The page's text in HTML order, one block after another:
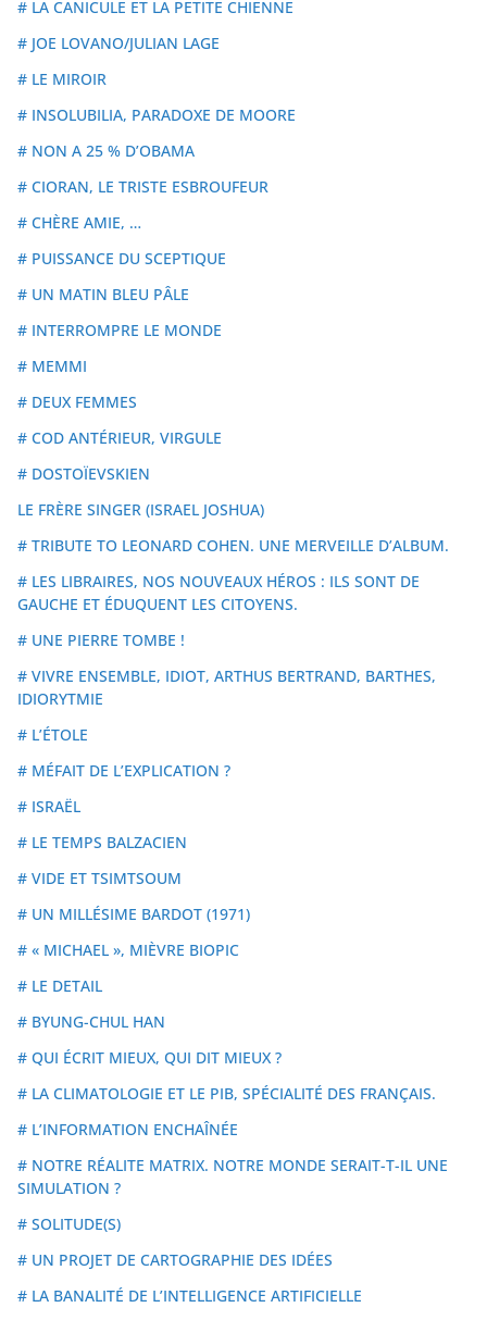
# LA CANICULE ET LA PETITE CHIENNE
# JOE LOVANO/JULIAN LAGE
# LE MIROIR
# INSOLUBILIA, PARADOXE DE MOORE
# NON A 25 % D’OBAMA
# CIORAN, LE TRISTE ESBROUFEUR
# CHÈRE AMIE, …
# PUISSANCE DU SCEPTIQUE
# UN MATIN BLEU PÂLE
# INTERROMPRE LE MONDE
# MEMMI
# DEUX FEMMES
# COD ANTÉRIEUR, VIRGULE
# DOSTOÏEVSKIEN
LE FRÈRE SINGER (ISRAEL JOSHUA)
# TRIBUTE TO LEONARD COHEN. UNE MERVEILLE D’ALBUM.
# LES LIBRAIRES, NOS NOUVEAUX HÉROS : ILS SONT DE
GAUCHE ET ÉDUQUENT LES CITOYENS.
# UNE PIERRE TOMBE !
# VIVRE ENSEMBLE, IDIOT, ARTHUS BERTRAND, BARTHES,
IDIORYTMIE
# L’ÉTOLE
# MÉFAIT DE L’EXPLICATION ?
# ISRAËL
# LE TEMPS BALZACIEN
# VIDE ET TSIMTSOUM
# UN MILLÉSIME BARDOT (1971)
# « MICHAEL », MIÈVRE BIOPIC
# LE DETAIL
# BYUNG-CHUL HAN
# QUI ÉCRIT MIEUX, QUI DIT MIEUX ?
# LA CLIMATOLOGIE ET LE PIB, SPÉCIALITÉ DES FRANÇAIS.
# L’INFORMATION ENCHAÎNÉE
# NOTRE RÉALITE MATRIX. NOTRE MONDE SERAIT-T-IL UNE
SIMULATION ?
# SOLITUDE(S)
# UN PROJET DE CARTOGRAPHIE DES IDÉES
# LA BANALITÉ DE L’INTELLIGENCE ARTIFICIELLE